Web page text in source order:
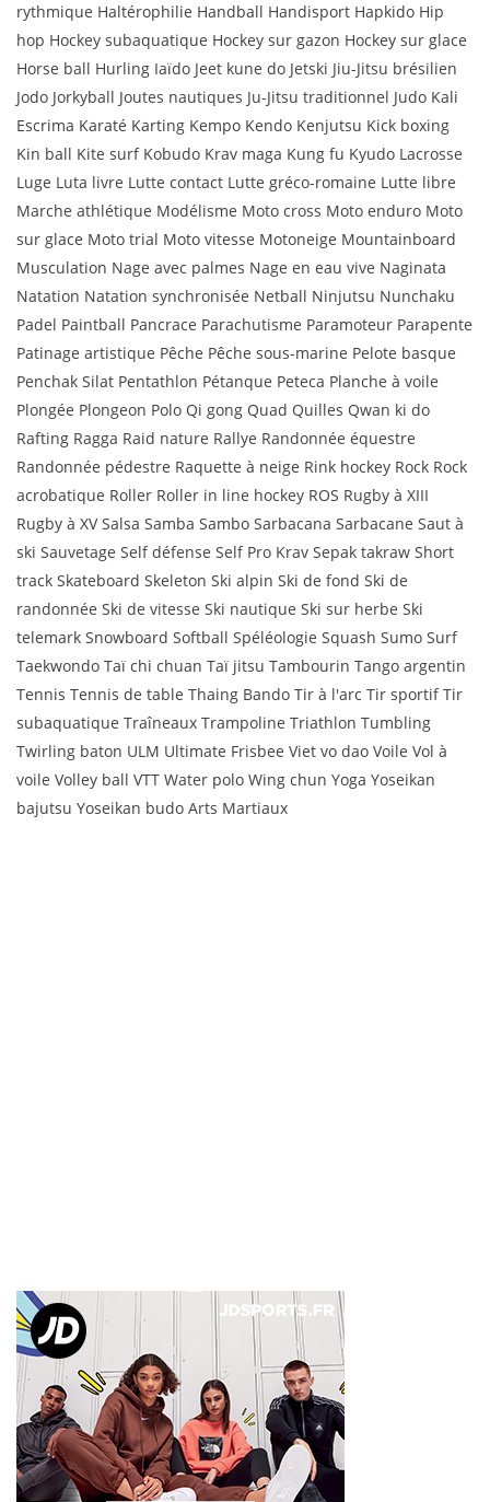
rythmique Haltérophilie Handball Handisport Hapkido Hip
hop Hockey subaquatique Hockey sur gazon Hockey sur glace
Horse ball Hurling Iaïdo Jeet kune do Jetski Jiu-Jitsu brésilien
Jodo Jorkyball Joutes nautiques Ju-Jitsu traditionnel Judo Kali
Escrima Karaté Karting Kempo Kendo Kenjutsu Kick boxing
Kin ball Kite surf Kobudo Krav maga Kung fu Kyudo Lacrosse
Luge Luta livre Lutte contact Lutte gréco-romaine Lutte libre
Marche athlétique Modélisme Moto cross Moto enduro Moto
sur glace Moto trial Moto vitesse Motoneige Mountainboard
Musculation Nage avec palmes Nage en eau vive Naginata
Natation Natation synchronisée Netball Ninjutsu Nunchaku
Padel Paintball Pancrace Parachutisme Paramoteur Parapente
Patinage artistique Pêche Pêche sous-marine Pelote basque
Penchak Silat Pentathlon Pétanque Peteca Planche à voile
Plongée Plongeon Polo Qi gong Quad Quilles Qwan ki do
Rafting Ragga Raid nature Rallye Randonnée équestre
Randonnée pédestre Raquette à neige Rink hockey Rock Rock
acrobatique Roller Roller in line hockey ROS Rugby à XIII
Rugby à XV Salsa Samba Sambo Sarbacana Sarbacane Saut à
ski Sauvetage Self défense Self Pro Krav Sepak takraw Short
track Skateboard Skeleton Ski alpin Ski de fond Ski de
randonnée Ski de vitesse Ski nautique Ski sur herbe Ski
telemark Snowboard Softball Spéléologie Squash Sumo Surf
Taekwondo Taï chi chuan Taï jitsu Tambourin Tango argentin
Tennis Tennis de table Thaing Bando Tir à l'arc Tir sportif Tir
subaquatique Traîneaux Trampoline Triathlon Tumbling
Twirling baton ULM Ultimate Frisbee Viet vo dao Voile Vol à
voile Volley ball VTT Water polo Wing chun Yoga Yoseikan
bajutsu Yoseikan budo Arts Martiaux